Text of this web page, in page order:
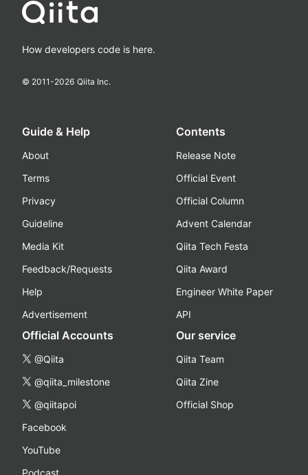
How developers code is here.
© 2011-2026 Qiita Inc.
Guide & Help
About
Terms
Privacy
Guideline
Media Kit
Feedback/Requests
Help
Advertisement
Contents
Release Note
Official Event
Official Column
Advent Calendar
Qiita Tech Festa
Qiita Award
Engineer White Paper
API
Official Accounts
@Qiita
@qiita_milestone
@qiitapoi
Facebook
YouTube
Podcast
Our service
Qiita Team
Qiita Zine
Official Shop